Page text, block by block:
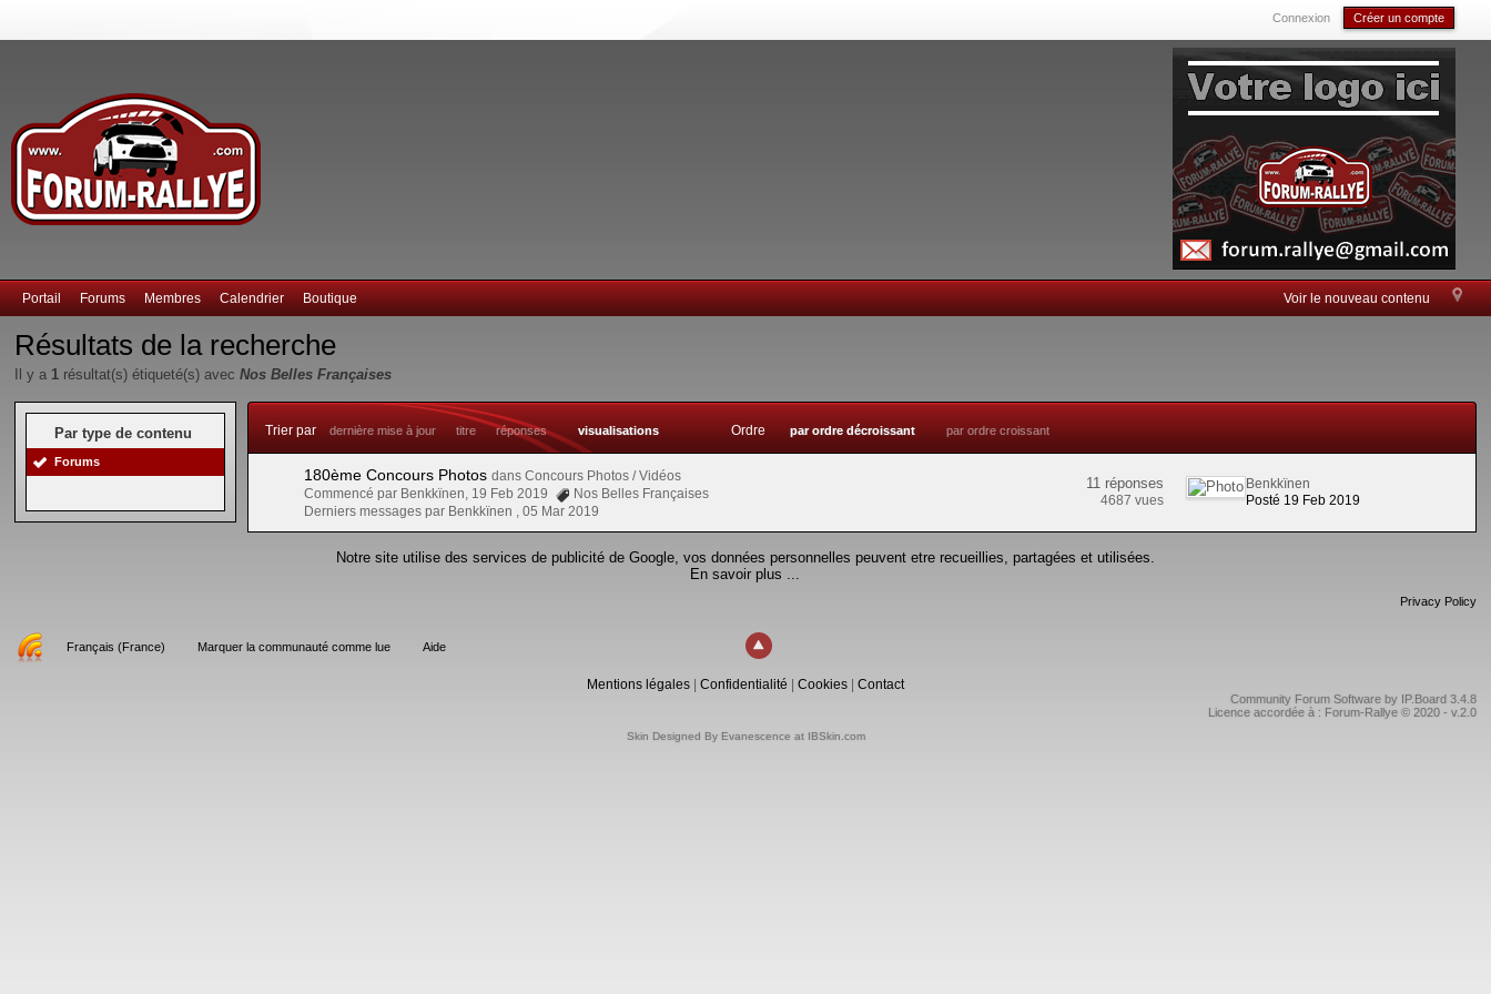
Connexion Créer un compte
Voir le nouveau contenu
Portail Forums Membres Calendrier Boutique
Résultats de la recherche
Il y a 1 résultat(s) étiqueté(s) avecNos Belles Françaises
Par type de contenu
Forums
Trier par dernière mise à jour titre réponses visualisations Ordre par ordre décroissant par ordre croissant
180ème Concours Photos dans Concours Photos / Vidéos
Commencé par Benkkïnen, 19 Feb 2019
Nos Belles Françaises
Derniers messages par Benkkïnen ,05 Mar 2019
11 réponses
4687 vues
Benkkïnen
Posté 19 Feb 2019
Notre site utilise des services de publicité de Google, vos données personnelles peuvent etre recueillies, partagées et utilisées.
En savoir plus ...
Privacy Policy
Français (France) Marquer la communauté comme lue Aide
Mentions légales| Confidentialité Cookies| Contact
Community Forum Software by IP.Board 3.4.8
Licence accordée à : Forum-Rallye © 2020 - v.2.0
Skin Designed By Evanescence at IBSkin.com